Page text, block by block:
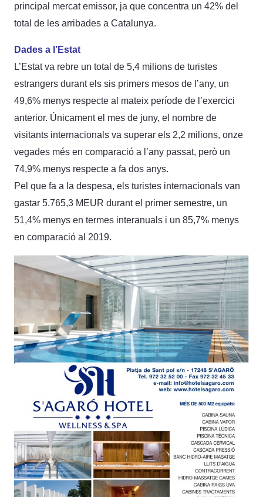
principal mercat emissor, ja que concentra un 42% del
total de les arribades a Catalunya.
Dades a l’Estat
L’Estat va rebre un total de 5,4 milions de turistes
estrangers durant els sis primers mesos de l’any, un
49,6% menys respecte al mateix període de l’exercici
anterior. Únicament el mes de juny, el nombre de
visitants internacionals va superar els 2,2 milions, onze
vegades més en comparació a l’any passat, però un
74,9% menys respecte a fa dos anys.
Pel que fa a la despesa, els turistes internacionals van
gastar 5.765,3 MEUR durant el primer semestre, un
51,4% menys en termes interanuals i un 85,7% menys
en comparació al 2019.